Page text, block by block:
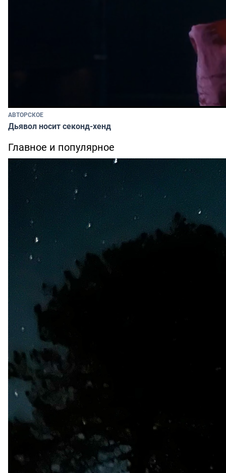
АВТОРСКОЕ
Дьявол носит секонд-хенд
Главное и популярное